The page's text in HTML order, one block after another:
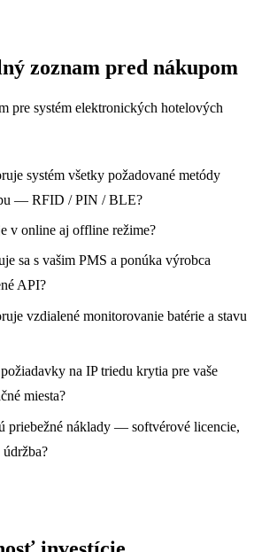
zoznam pred nákupom
pre systém elektronických hotelových
systém všetky požadované metódy
— RFID / PIN / BLE?
v online aj offline režime?
sa s vašim PMS a ponúka výrobca
API?
vzdialené monitorovanie batérie a stavu
na IP triedu krytia pre vaše
miesta?
priebežné náklady — softvérové licencie,
údržba?